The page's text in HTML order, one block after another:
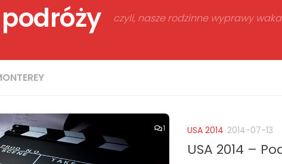
czyli, nasze rodzinne wyprawy
1 USA 2014 2014-07-13
USA 2014 –